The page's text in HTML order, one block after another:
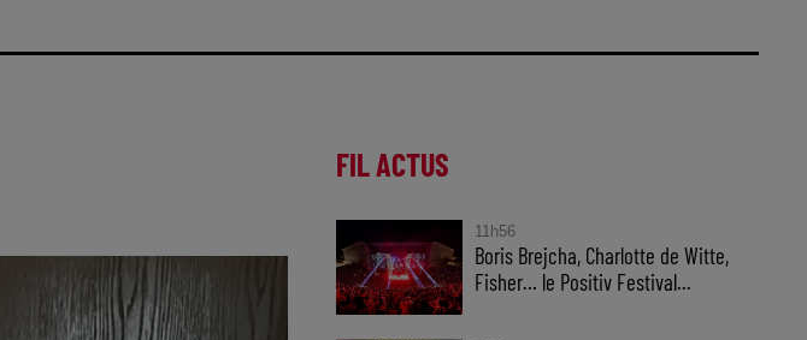
FIL ACTUS
11h56
Boris Brejcha, Charlotte de Witte,
Fisher… le Positiv Festival...